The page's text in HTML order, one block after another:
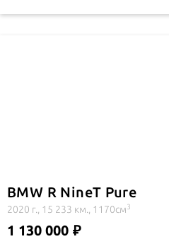
BMW R NineT Pure
2020 г., 15 233 км., 1170см3
1 130 000